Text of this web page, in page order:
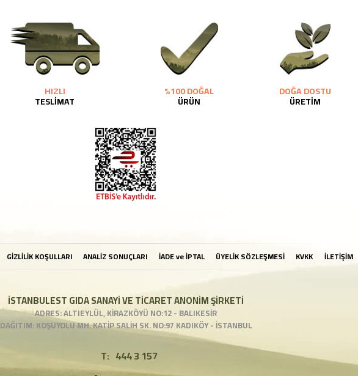
HIZLI
TESLİMAT
%100 DOĞAL
ÜRÜN
DOĞA DOSTU
ÜRETİM
GİZLİLİK KOŞULLARI ANALİZ SONUÇLARI İADE ve İPTAL ÜYELİK SÖZLEŞMESİ KVKK İLETİŞİM
İSTANBULEST GIDA SANAYİ VE TİCARET ANONİM ŞİRKETİ
ADRES: ALTIEYLÜL, KİRAZKÖYÜ NO:12 - BALIKESİR
DAĞITIM: KOŞUYOLU MH. KATİP SALİH SK. NO:97 KADIKÖY - İSTANBUL
T: 444 3 157